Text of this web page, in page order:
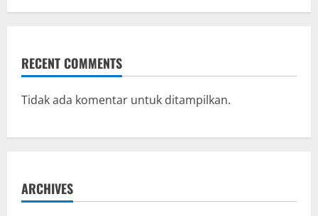
RECENT COMMENTS
Tidak ada komentar untuk ditampilkan.
ARCHIVES